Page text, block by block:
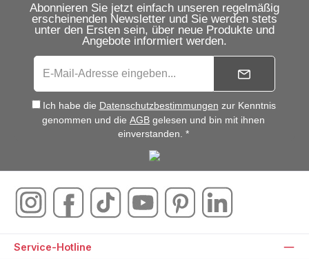
Abonnieren Sie jetzt einfach unseren regelmäßig
erscheinenden Newsletter und Sie werden stets
unter den Ersten sein, über neue Produkte und
Angebote informiert werden.
Ich habe die Datenschutzbestimmungen zur Kenntnis
genommen und die AGB gelesen und bin mit ihnen
einverstanden. *
Service-Hotline